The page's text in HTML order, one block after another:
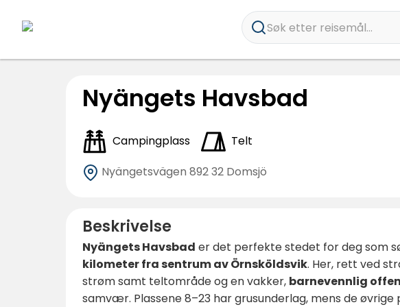
Søk etter reisemål...
Nyängets Havsbad
Campingplass
Telt
Nyängetsvägen 892 32 Domsjö
Beskrivelse
Nyängets Havsbad er det perfekte stedet for deg som
kilometer fra sentrum av Örnsköldsvik. Her, rett ved
strøm samt teltområde og en vakker, barnevennlig
samvær. Plassene 8–23 har grusunderlag, mens de